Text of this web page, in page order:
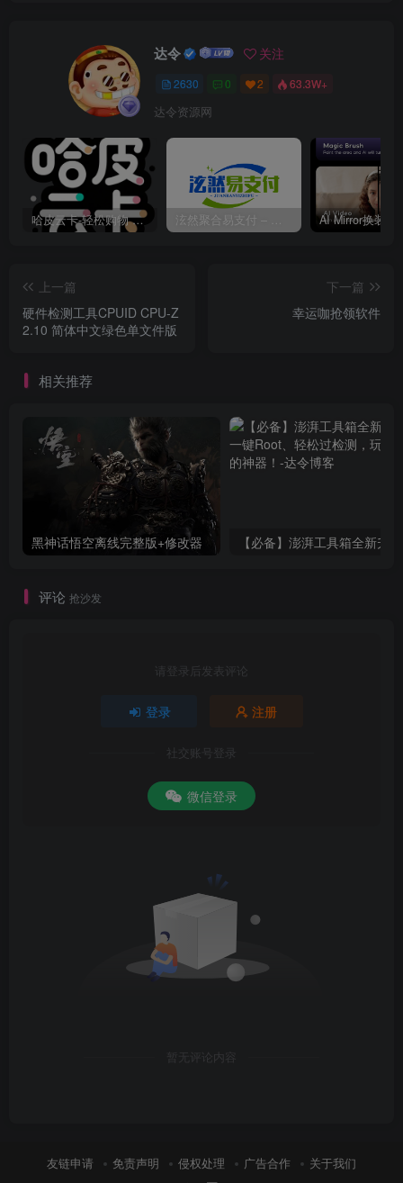
达令 关注
2630 0 2 63.3W+
达令资源网
哈皮云卡-轻松购物 即买即发 泫然聚合易支付 – 行业领先的免签约支付平台
上一篇
硬件检测工具CPUID CPU-Z
2.10 简体中文绿色单文件版
下一篇
幸运咖抢领软件
相关推荐
黑神话悟空离线完整版+修改器
评论 抢沙发
请登录后发表评论
登录 注册
社交账号登录
微信登录
暂无评论内容
友链申请 免责声明 侵权处理 广告合作 关于我们